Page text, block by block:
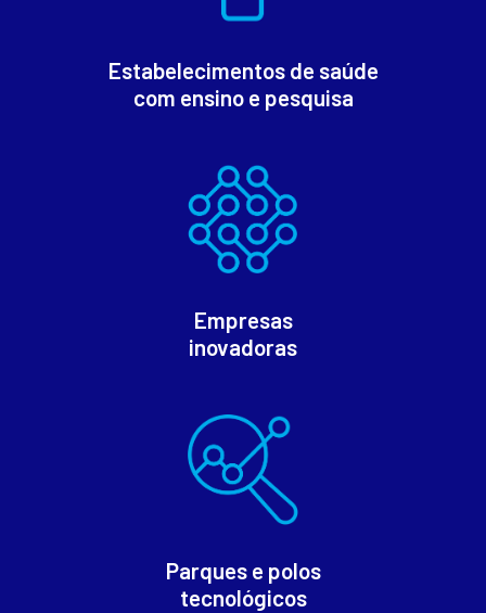
Estabelecimentos de saúde
com ensino e pesquisa
Empresas
inovadoras
Parques e polos
tecnológicos